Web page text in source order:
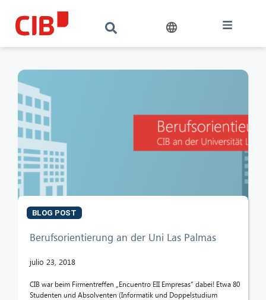
BLOG POST
Berufsorientierung an der Uni Las Palmas
julio 23, 2018
CIB war beim Firmentreffen „Encuentro EII Empresas“ dabei! Etwa 80
Studenten und Absolventen (Informatik und Doppelstudium